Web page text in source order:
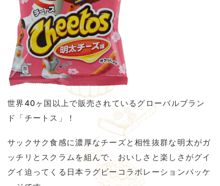
世界40ヶ国以上で販売されているグローバルブラン
ド「チートス」！
サックサク食感に濃厚なチーズと相性抜群な明太がガ
ッチリとスクラムを組んで、おいしさと楽しさがグイ
グイ迫ってくる日本ラグビーコラボレーションパッケ